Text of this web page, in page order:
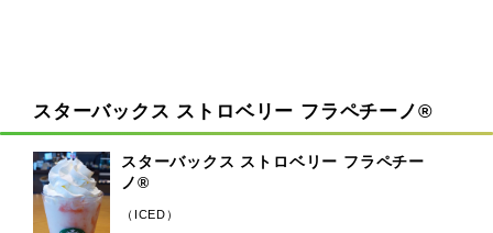
スターバックス ストロベリー フラペチーノ®
スターバックス ストロベリー フラペチー
ノ®
（ICED）